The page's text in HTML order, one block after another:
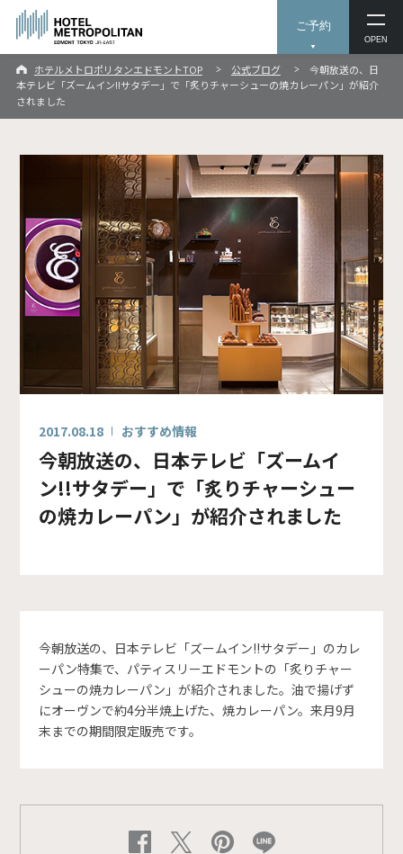
ご予約
OPEN
ホテルメトロポリタンエドモントTOP 公式ブログ
今朝放送の、日
本テレビ「ズームイン!!サタデー」で「炙りチャーシューの焼カレーパン」が紹介
されました
2017.08.18 おすすめ情報
今朝放送の、日本テレビ「ズームイ
ン!!サタデー」で「炙りチャーシュー
の焼カレーパン」が紹介されました
今朝放送の、日本テレビ「ズームイン!!サタデー」のカレ
ーパン特集で、パティスリーエドモントの「炙りチャー
シューの焼カレーパン」が紹介されました。油で揚げず
にオーヴンで約4分半焼上げた、焼カレーパン。来月9月
末までの期間限定販売です。